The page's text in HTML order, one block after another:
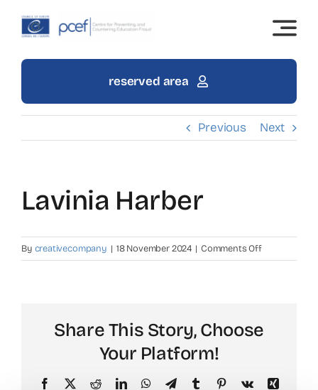
reserved area
Previous Next
Lavinia Harber
By creativecompany | 18 November 2024 | Comments Offon
Lavinia
Share This Story, Choose
Your Platform!
Facebook
X RedditLinkedInWhatsApp
TelegramTumblr PinterestVk
Xing